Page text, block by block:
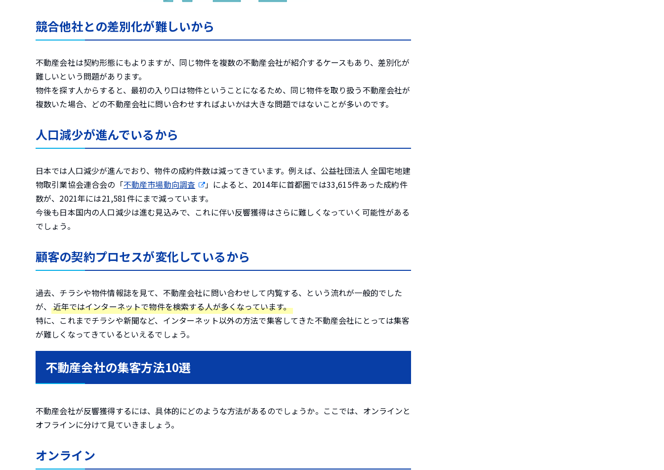
競合他社との差別化が難しいから
不動産会社は契約形態にもよりますが、同じ物件を複数の不動産会社が紹介するケースもあり、差別化が
難しいという問題があります。
物件を探す人からすると、最初の入り口は物件ということになるため、同じ物件を取り扱う不動産会社が
複数いた場合、どの不動産会社に問い合わせすればよいかは大きな問題ではないことが多いのです。
人口減少が進んでいるから
日本では人口減少が進んでおり、物件の成約件数は減ってきています。例えば、公益社団法人 全国宅地建
物取引業協会連合会の「不動産市場動向調査
」によると、2014年に首都圏では33,615件あった成約件
数が、2021年には21,581件にまで減っています。
今後も日本国内の人口減少は進む見込みで、これに伴い反響獲得はさらに難しくなっていく可能性がある
でしょう。
顧客の契約プロセスが変化しているから
過去、チラシや物件情報誌を見て、不動産会社に問い合わせして内覧する、という流れが一般的でした
が、近年ではインターネットで物件を検索する人が多くなっています。
特に、これまでチラシや新聞など、インターネット以外の方法で集客してきた不動産会社にとっては集客
が難しくなってきているといえるでしょう。
不動産会社の集客方法10選
不動産会社が反響獲得するには、具体的にどのような方法があるのでしょうか。ここでは、オンラインと
オフラインに分けて見ていきましょう。
オンライン